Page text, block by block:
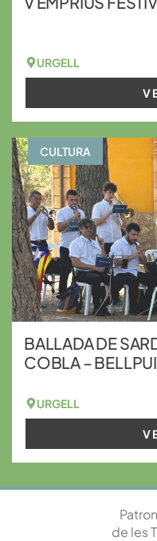
URGELL
CULTURA
BALLADA DE
COBLA –
URGELL
de les